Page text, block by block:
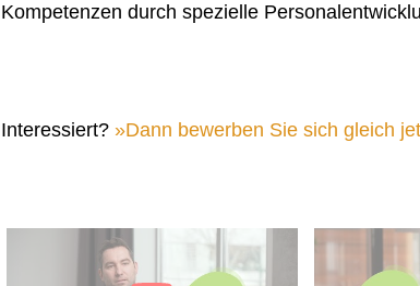
Kompetenzen durch spezielle
Interessiert? Dann bewerben Sie sich gleich